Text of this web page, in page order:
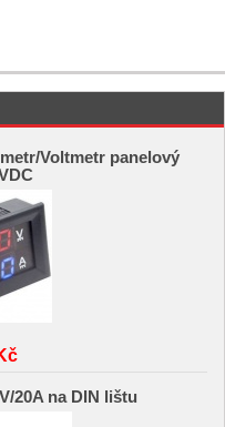
Voltmetr panelový
20A na DIN lištu